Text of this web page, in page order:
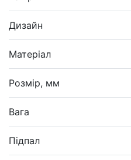
Дизайн
Матеріал
Розмір, мм
Вага
Підпал